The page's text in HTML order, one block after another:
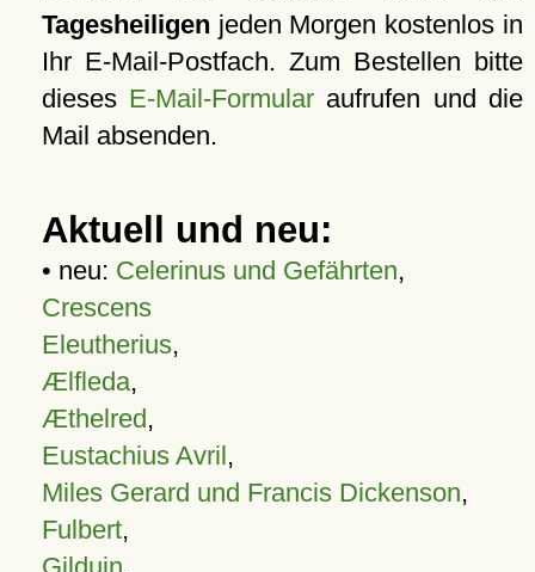
Tagesheiligen jeden Morgen kostenlos in
Ihr E-Mail-Postfach. Zum Bestellen bitte
dieses E-Mail-Formular aufrufen und die
Mail absenden.
Aktuell und neu:
• neu: Celerinus und Gefährten,
Crescens
Eleutherius,
Ælfleda,
Æthelred,
Eustachius Avril,
Miles Gerard und Francis Dickenson,
Fulbert,